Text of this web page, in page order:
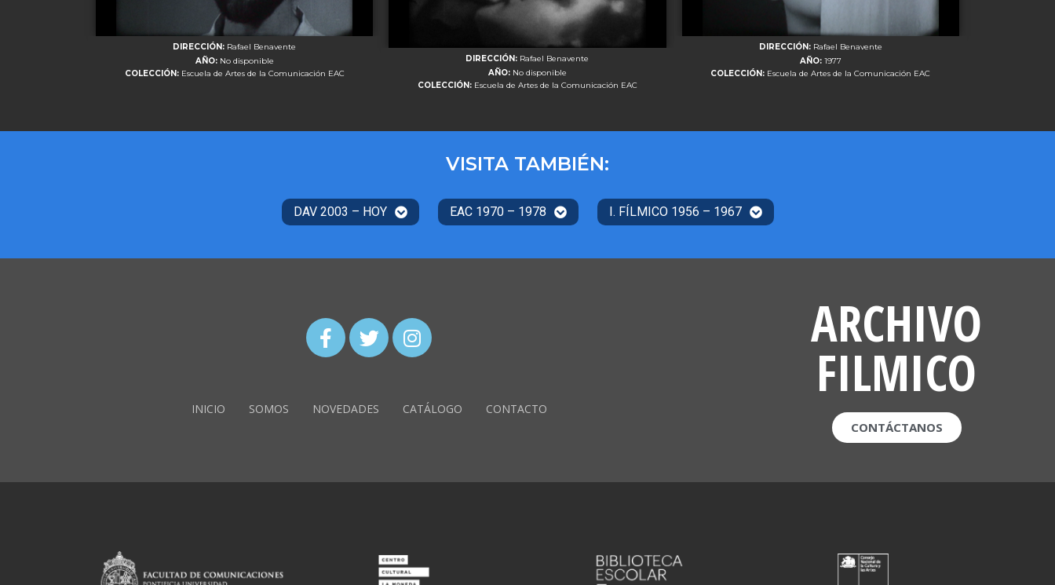
DIRECCIÓN: Rafael Benavente
AÑO: No disponible
COLECCIÓN: Escuela de Artes de la Comunicación EAC
DIRECCIÓN: Rafael Benavente
AÑO: No disponible
COLECCIÓN: Escuela de Artes de la Comunicación EAC
DIRECCIÓN: Rafael Benavente
AÑO: 1977
COLECCIÓN: Escuela de Artes de la Comunicación EAC
VISITA TAMBIÉN:
DAV 2003 – HOY EAC 1970 – 1978 I. FÍLMICO 1956 – 1967
INICIO SOMOS NOVEDADES CATÁLOGO CONTACTO
ARCHIVO
FILMICO
CONTÁCTANOS